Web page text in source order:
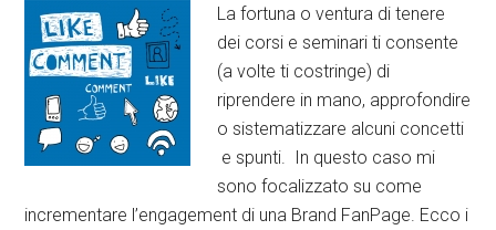
La fortuna o ventura di tenere
dei corsi e seminari ti consente
(a volte ti costringe) di
riprendere in mano, approfondire
o sistematizzare alcuni concetti
e spunti. In questo caso mi
sono focalizzato su come
incrementare l’engagement di una Brand FanPage. Ecco i